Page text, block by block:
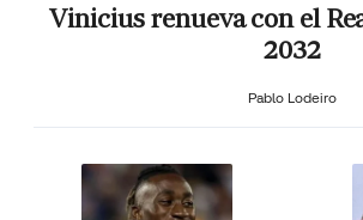
Vinicius renueva con el
2032
Pablo Lodeiro